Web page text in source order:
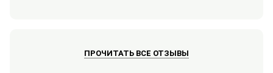
ПРОЧИТАТЬ ВСЕ ОТЗЫВЫ